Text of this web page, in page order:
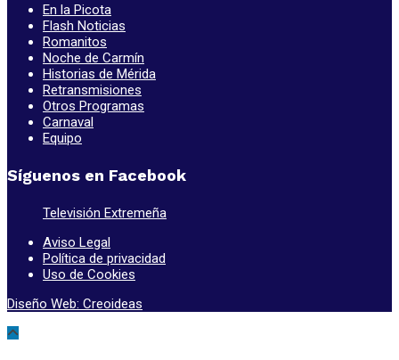
En la Picota
Flash Noticias
Romanitos
Noche de Carmín
Historias de Mérida
Retransmisiones
Otros Programas
Carnaval
Equipo
Síguenos en Facebook
Televisión Extremeña
Aviso Legal
Política de privacidad
Uso de Cookies
Diseño Web: Creoideas